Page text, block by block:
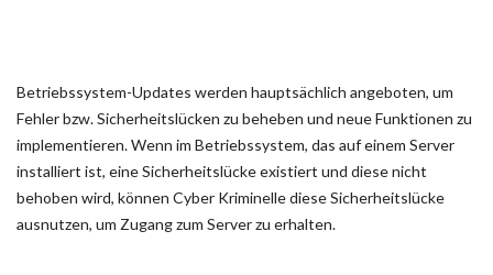
Betriebssystem-Updates werden hauptsächlich angeboten, um
Fehler bzw. Sicherheitslücken zu beheben und neue Funktionen zu
implementieren. Wenn im Betriebssystem, das auf einem Server
installiert ist, eine Sicherheitslücke existiert und diese nicht
behoben wird, können Cyber Kriminelle diese Sicherheitslücke
ausnutzen, um Zugang zum Server zu erhalten.